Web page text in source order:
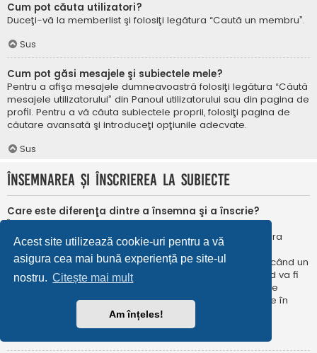
Acest site utilizează cookie-uri pentru a vă
asigura cea mai bună experiență pe site-ul
nostru. Citește mai mult
Am înțeles!
Cum pot căuta utilizatori?
Duceţi-vă la memberlist şi folosiţi legătura “Caută un membru”.
Sus
Cum pot găsi mesajele şi subiectele mele?
Pentru a afişa mesajele dumneavoastră folosiţi legătura “Căută
mesajele utilizatorului” din Panoul utilizatorului sau din pagina de
profil. Pentru a vă căuta subiectele proprii, folosiţi pagina de
căutare avansată şi introduceţi opţiunile adecvate.
Sus
Însemnarea şi înscrierea la subiecte
Care este diferenţa dintre a însemna şi a înscrie?
În phpBB 3.0 însemnarea era foarte asemănătoare cu
însemnarea în browser-ul web. Nu eraţi notificat când era
publicat un răspuns. În phpBB 3.1, însemnarea este
asemănătoarea înscrierii la un subiect. Puteți fi notificat când un
subiect este actualizat. Înscriindu-vă, veţi fi notificat când va fi
publicat un răspuns în subiectul sau în forum. Opțiunile de
notificare pentru însemnare și înscriere pot fi configurate în
Panoul utilizatorului, sub “Preferințe forum”.